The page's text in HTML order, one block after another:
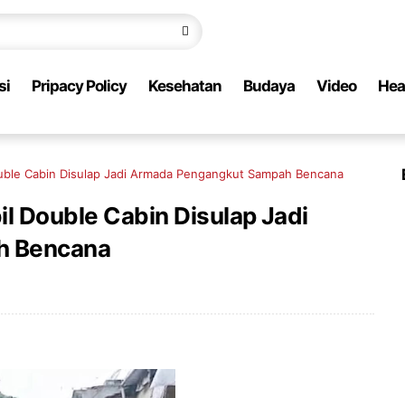
Pripacy Policy Kesehatan Budaya Video
Cabin Disulap Jadi Armada Pengangkut Sampah Bencana
Double Cabin Disulap Jadi
Bencana